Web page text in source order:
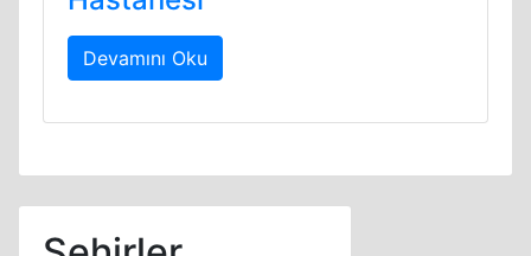
Devamını Oku